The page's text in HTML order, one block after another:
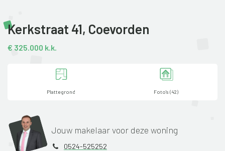
Kerkstraat 41, Coevorden
€ 325.000 k.k.
Plattegrond Foto's (42)
Jouw makelaar voor deze woning
0524-525252